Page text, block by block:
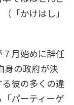
「かけはし」
月始めに辞任
身の政府が決
彼の多くの違
パーティーゲ